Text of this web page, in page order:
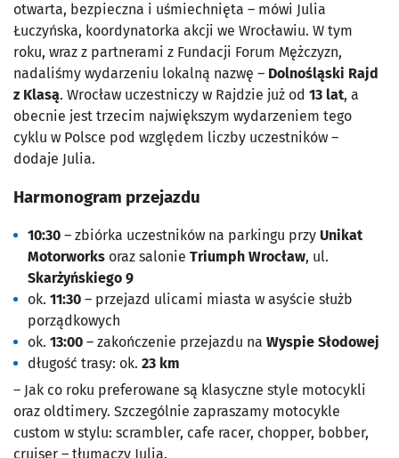
otwarta, bezpieczna i uśmiechnięta – mówi Julia
Łuczyńska, koordynatorka akcji we Wrocławiu. W tym
roku, wraz z partnerami z Fundacji Forum Mężczyzn,
nadaliśmy wydarzeniu lokalną nazwę – Dolnośląski Rajd
z Klasą. Wrocław uczestniczy w Rajdzie już od 13 lat, a
obecnie jest trzecim największym wydarzeniem tego
cyklu w Polsce pod względem liczby uczestników –
dodaje Julia.
Harmonogram przejazdu
10:30 – zbiórka uczestników na parkingu przy Unikat
Motorworks oraz salonie Triumph Wrocław, ul.
Skarżyńskiego 9
ok. 11:30 – przejazd ulicami miasta w asyście służb
porządkowych
ok. 13:00 – zakończenie przejazdu na Wyspie Słodowej
długość trasy: ok. 23 km
– Jak co roku preferowane są klasyczne style motocykli
oraz oldtimery. Szczególnie zapraszamy motocykle
custom w stylu: scrambler, cafe racer, chopper, bobber,
cruiser – tłumaczy Julia.